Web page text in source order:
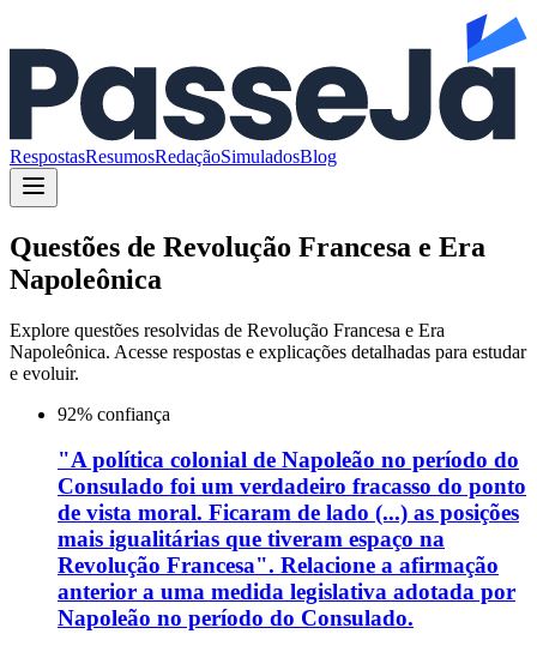
RespostasResumosRedaçãoSimuladosBlog
Questões de Revolução Francesa e Era
Napoleônica
Explore questões resolvidas de Revolução Francesa e Era
Napoleônica. Acesse respostas e explicações detalhadas para estudar
e evoluir.
92% confiança
"A política colonial de Napoleão no período do
Consulado foi um verdadeiro fracasso do ponto
de vista moral. Ficaram de lado (...) as posições
mais igualitárias que tiveram espaço na
Revolução Francesa". Relacione a afirmação
anterior a uma medida legislativa adotada por
Napoleão no período do Consulado.